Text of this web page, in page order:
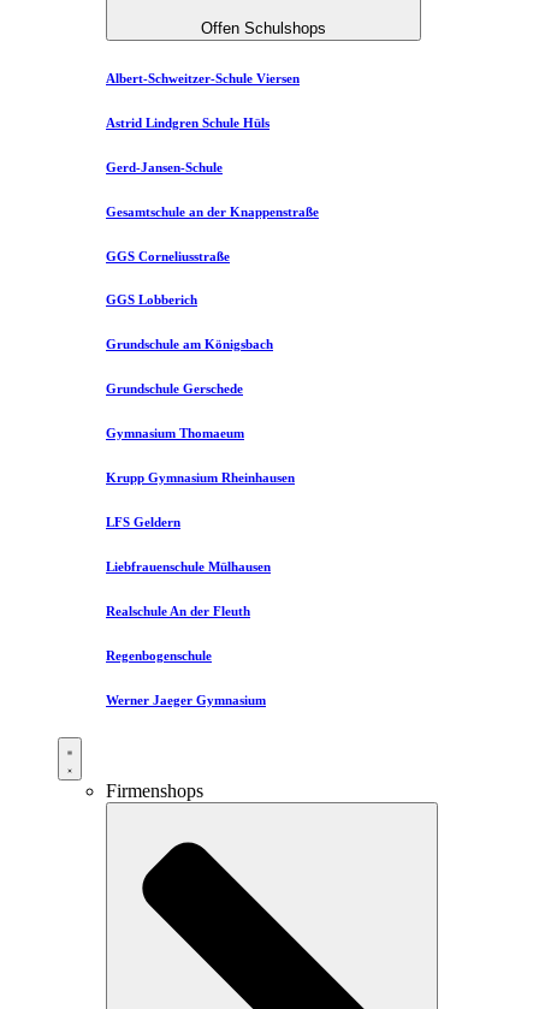
Offen Schulshops
Albert-Schweitzer-Schule Viersen
Astrid Lindgren Schule Hüls
Gerd-Jansen-Schule
Gesamtschule an der Knappenstraße
GGS Corneliusstraße
GGS Lobberich
Grundschule am Königsbach
Grundschule Gerschede
Gymnasium Thomaeum
Krupp Gymnasium Rheinhausen
LFS Geldern
Liebfrauenschule Mülhausen​
Realschule An der Fleuth
Regenbogenschule
Werner Jaeger Gymnasium
Firmenshops